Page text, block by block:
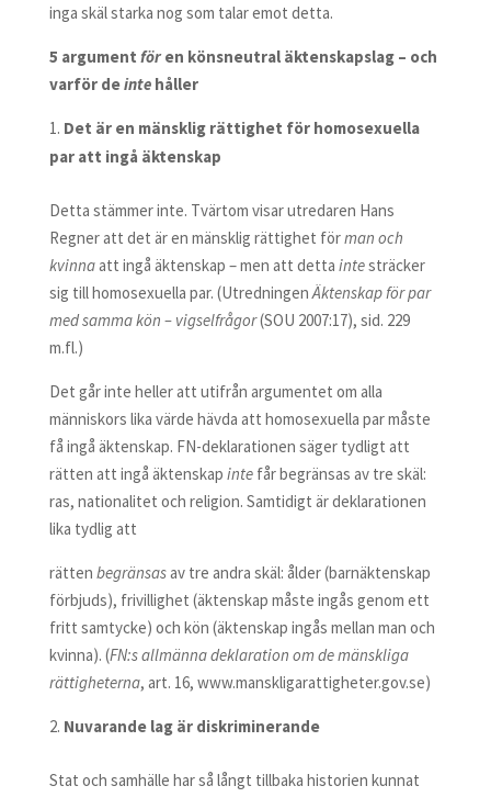
inga skäl starka nog som talar emot detta.
5 argument fören könsneutral äktenskapslag – och
varför deinte håller
Det är en mänsklig rättighet för homosexuella
par att ingå äktenskap
Detta stämmer inte. Tvärtom visar utredaren Hans
Regner att det är en mänsklig rättighet förman och
kvinnaatt ingå äktenskap – men att detta intesträcker
sig till homosexuella par. (UtredningenÄktenskap för par
med samma kön – vigselfrågor(SOU 2007:17), sid. 229
m.fl.)
Det går inte heller att utifrån argumentet om alla
människors lika värde hävda att homosexuella par måste
få ingå äktenskap. FN-deklarationen säger tydligt att
rätten att ingå äktenskap inte får begränsas av tre skäl:
ras, nationalitet och religion. Samtidigt är deklarationen
lika tydlig att
rätten begränsasav tre andra skäl: ålder (barnäktenskap
förbjuds), frivillighet (äktenskap måste ingås genom ett
fritt samtycke) och kön (äktenskap ingås mellan man och
kvinna). (FN:s allmänna deklaration om de mänskliga
rättigheterna, art. 16, www.manskligarattigheter.gov.se)
Nuvarande lag är diskriminerande
Stat och samhälle har så långt tillbaka historien kunnat